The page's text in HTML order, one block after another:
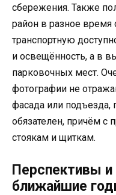
сбережения. Также
район в разное время
транспортную
и освещённость, а в
парковочных мест.
фотографии не
фасада или подъезда,
обязателен, причём с
стоякам и щиткам.
Перспективы и
ближайшие